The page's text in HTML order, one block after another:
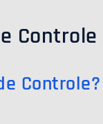
Controle
Controle?